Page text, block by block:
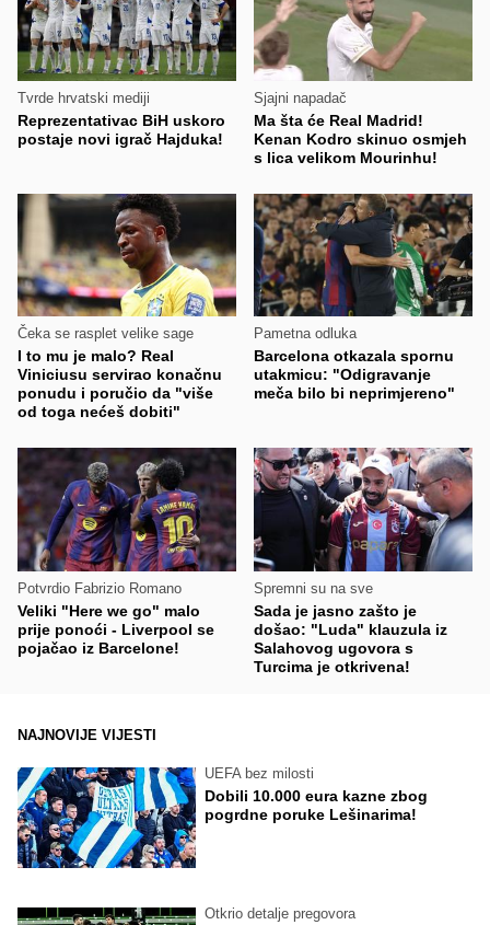
Tvrde hrvatski mediji
Reprezentativac BiH uskoro
postaje novi igrač Hajduka!
Sjajni napadač
Ma šta će Real Madrid!
Kenan Kodro skinuo osmjeh
s lica velikom Mourinhu!
Čeka se rasplet velike sage
I to mu je malo? Real
Viniciusu servirao konačnu
ponudu i poručio da "više
od toga nećeš dobiti"
Pametna odluka
Barcelona otkazala spornu
utakmicu: "Odigravanje
meča bilo bi neprimjereno"
Potvrdio Fabrizio Romano
Veliki "Here we go" malo
prije ponoći - Liverpool se
pojačao iz Barcelone!
Spremni su na sve
Sada je jasno zašto je
došao: "Luda" klauzula iz
Salahovog ugovora s
Turcima je otkrivena!
NAJNOVIJE VIJESTI
UEFA bez milosti
Dobili 10.000 eura kazne zbog
pogrdne poruke Lešinarima!
Otkrio detalje pregovora